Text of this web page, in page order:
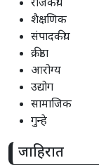
राजकीय
शैक्षणिक
संपादकीय
क्रीडा
आरोग्य
उद्योग
सामाजिक
गुन्हे
जाहिरात